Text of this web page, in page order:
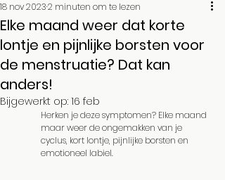
Elke maand weer dat korte
lontje en pijnlijke borsten voor
de menstruatie? Dat kan
anders!
18 nov 20232 minuten om te lezen
Bijgewerkt op: 16 feb
Herken je deze symptomen? Elke maand
maar weer de ongemakken van je
cyclus, kort lontje, pijnlijke borsten en
emotioneel labiel.